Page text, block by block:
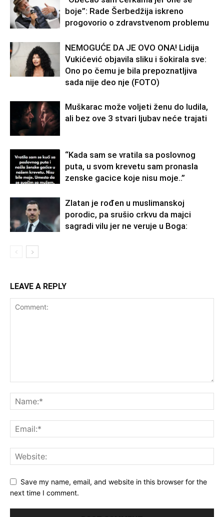
boje”: Rade Šerbedžija iskreno
progovorio o zdravstvenom problemu
NEMOGUĆE DA JE OVO ONA! Lidija
Vukićević objavila sliku i šokirala sve:
Ono po čemu je bila prepoznatljiva
sada nije deo nje (FOTO)
Muškarac može voljeti ženu do ludila,
ali bez ove 3 stvari ljubav neće trajati
“Kada sam se vratila sa poslovnog
puta, u svom krevetu sam pronasla
zenske gacice koje nisu moje..”
Zlatan je rođen u muslimanskoj
porodic, pa srušio crkvu da majci
sagradi vilu jer ne veruje u Boga:
LEAVE A REPLY
Save my name, email, and website in this browser for the
next time I comment.